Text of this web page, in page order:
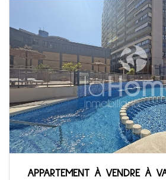
APPARTEMENT À VENDRE À